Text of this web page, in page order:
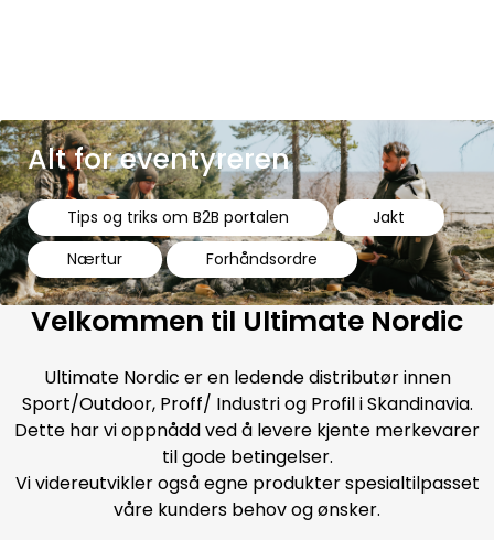
Alt for eventyreren
Tips og triks om B2B portalen
Jakt
Nærtur
Forhåndsordre
Velkommen til Ultimate Nordic
Ultimate Nordic er en ledende distributør innen
Sport/Outdoor, Proff/ Industri og Profil i Skandinavia.
Dette har vi oppnådd ved å levere kjente merkevarer
til gode betingelser.
Vi videreutvikler også egne produkter spesialtilpasset
våre kunders behov og ønsker.
Nyheter/Info
Mediaportalen